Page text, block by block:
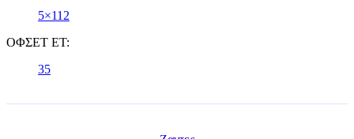
5×112
ΟΦΣΕΤ ET:
35